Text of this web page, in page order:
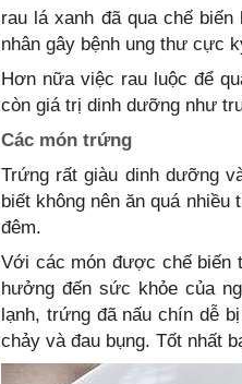
rau lá xanh đã qua chế
nhân gây bệnh ung thư cực
Hơn nữa việc rau luộc để
còn giá trị dinh dưỡng như
Các món trứng
Trứng rất giàu dinh dưỡng
biết không nên ăn quá
đêm.
Với các món được chế biến
hưởng đến sức khỏe của
lạnh, trứng đã nấu chín dễ
chảy và đau bụng. Tốt nhất